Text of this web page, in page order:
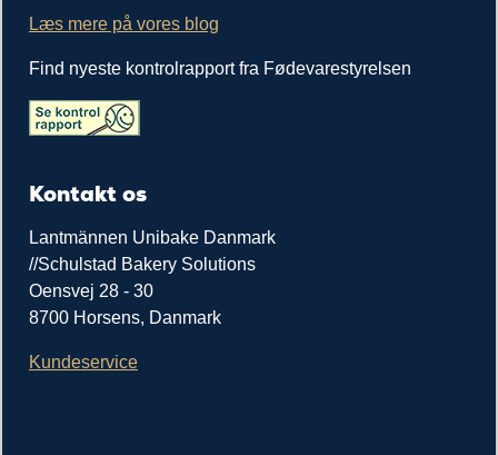
Læs mere på vores blog
Find nyeste kontrolrapport fra Fødevarestyrelsen
Kontakt os
Lantmännen Unibake Danmark
//Schulstad Bakery Solutions
Oensvej 28 - 30
8700 Horsens, Danmark
Kundeservice